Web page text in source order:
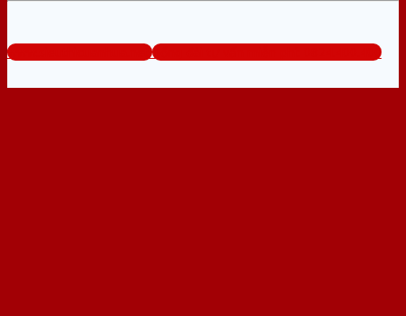
www.sieuthicuanhua.net Tổng đài tư vấn miễn phí: 0824.400.400